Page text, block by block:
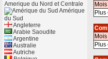
Plus
Plus
Amerique du Nord et Centrale
Amérique
du Sud
Angleterre
Arabie Saoudite
Argentine
Australie
Autriche